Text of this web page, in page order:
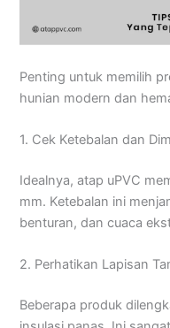
Penting untuk memilih
hunian modern dan
1. Cek Ketebalan dan
Idealnya, atap uPVC
mm. Ketebalan ini
benturan, dan cuaca
2. Perhatikan Lapisan
Beberapa produk